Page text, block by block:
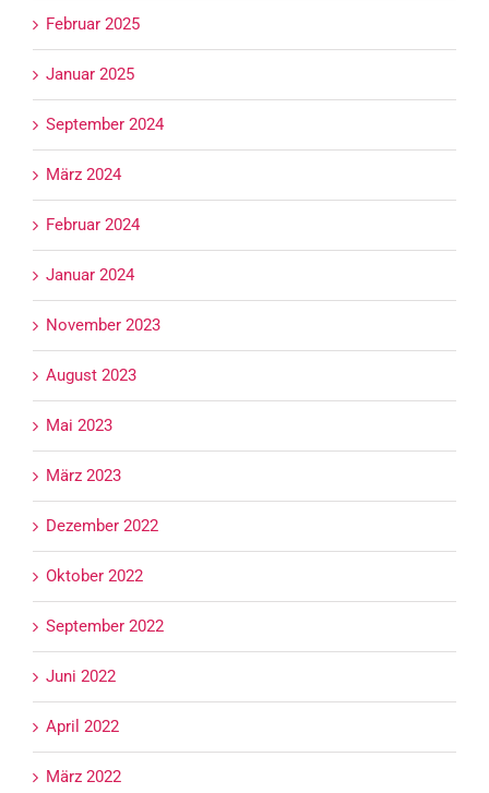
Februar 2025
Januar 2025
September 2024
März 2024
Februar 2024
Januar 2024
November 2023
August 2023
Mai 2023
März 2023
Dezember 2022
Oktober 2022
September 2022
Juni 2022
April 2022
März 2022